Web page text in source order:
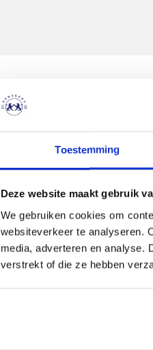
Toestemming
Deze website maakt gebruik
We gebruiken cookies om
websiteverkeer te analyseren.
media, adverteren en analyse.
verstrekt of die ze hebben
We hebben ons best
Niet gevonden
voertuig dat maximaal